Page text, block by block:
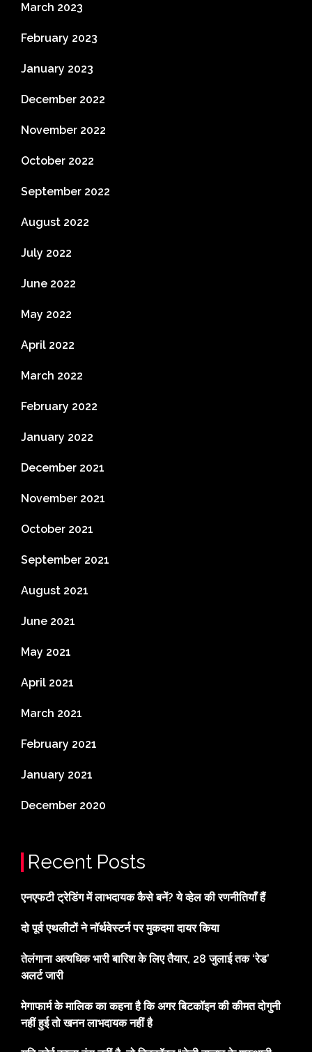
March 2023
February 2023
January 2023
December 2022
November 2022
October 2022
September 2022
August 2022
July 2022
June 2022
May 2022
April 2022
March 2022
February 2022
January 2022
December 2021
November 2021
October 2021
September 2021
August 2021
June 2021
May 2021
April 2021
March 2021
February 2021
January 2021
December 2020
Recent Posts
एनएफटी ट्रेडिंग में लाभदायक कैसे बनें? ये व्हेल की रणनीतियाँ हैं
दो पूर्व एथलीटों ने नॉर्थवेस्टर्न पर मुकदमा दायर किया
तेलंगाना अत्यधिक भारी बारिश के लिए तैयार, 28 जुलाई तक ‘रेड’
अलर्ट जारी
मेगाफार्म के मालिक का कहना है कि अगर बिटकॉइन की कीमत दोगुनी
नहीं हुई तो खनन लाभदायक नहीं है